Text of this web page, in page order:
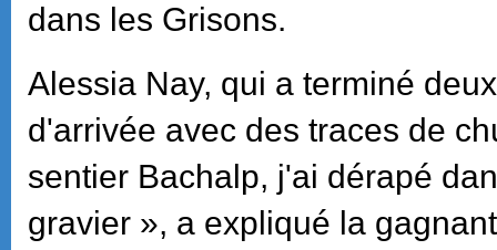
dans les Grisons.
Alessia Nay, qui a terminé
d'arrivée avec des traces de
sentier Bachalp, j'ai dérapé
gravier », a expliqué la